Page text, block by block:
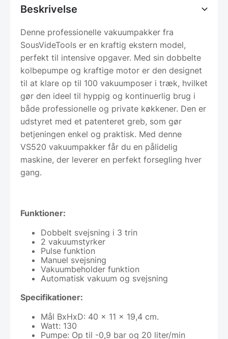
Beskrivelse
Denne professionelle vakuumpakker fra
SousVideTools er en kraftig ekstern model,
perfekt til intensive opgaver. Med sin dobbelte
kolbepumpe og kraftige motor er den designet
til at klare op til 100 vakuumposer i træk, hvilket
gør den ideel til hyppig og kontinuerlig brug i
både professionelle og private køkkener. Den er
udstyret med et patenteret greb, som gør
betjeningen enkel og praktisk. Med denne
VS520 vakuumpakker får du en pålidelig
maskine, der leverer en perfekt forsegling hver
gang.
Funktioner:
Dobbelt svejsning i 3 trin
2 vakuumstyrker
Pulse funktion
Manuel svejsning
Vakuumbeholder funktion
Automatisk vakuum og svejsning
Specifikationer:
Mål BxHxD: 40 x 11 x 19,4 cm.
Watt: 130
Pumpe: Op til -0,9 bar og 20 liter/min